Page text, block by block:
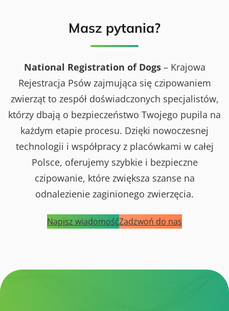
Masz pytania?
National Registration of Dogs– Krajowa
Rejestracja Psów zajmująca się czipowaniem
zwierząt to zespół doświadczonych specjalistów,
którzy dbają o bezpieczeństwo Twojego pupila na
każdym etapie procesu. Dzięki nowoczesnej
technologii i współpracy z placówkami w całej
Polsce, oferujemy szybkie i bezpieczne
czipowanie, które zwiększa szanse na
odnalezienie zaginionego zwierzęcia.
Napisz wiadomośćZadzwoń do nas